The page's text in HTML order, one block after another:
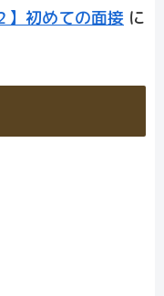
】初めての面接 に